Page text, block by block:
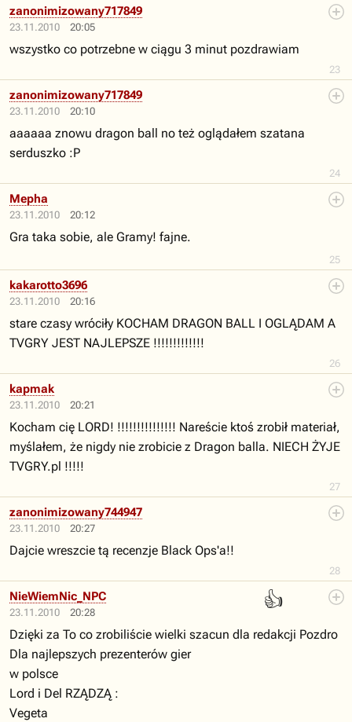
23.11.2010 20:05
23
zanonimizowany717849
wszystko co potrzebne w ciągu 3 minut pozdrawiam
23.11.2010 20:10
24
zanonimizowany717849
aaaaaa znowu dragon ball no też oglądałem szatana
serduszko :P
23.11.2010 20:12
25
Mepha
Gra taka sobie, ale Gramy! fajne.
23.11.2010 20:16
26
kakarotto3696
stare czasy wróciły KOCHAM DRAGON BALL I OGLĄDAM A
TVGRY JEST NAJLEPSZE !!!!!!!!!!!!!
23.11.2010 20:21
27
kapmak
Kocham cię LORD! !!!!!!!!!!!!!!! Nareście ktoś zrobił materiał,
myślałem, że nigdy nie zrobicie z Dragon balla. NIECH ŻYJE
TVGRY.pl !!!!!
23.11.2010 20:27
28
zanonimizowany744947
Dajcie wreszcie tą recenzje Black Ops'a!!
23.11.2010 20:28
👍
NieWiemNic_NPC
Dzięki za To co zrobiliście wielki szacun dla redakcji Pozdro
Dla najlepszych prezenterów gier
w polsce
Lord i Del RZĄDZĄ :
Vegeta